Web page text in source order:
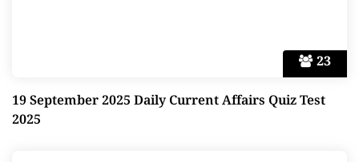
23
19 September 2025 Daily Current Affairs Quiz Test
2025